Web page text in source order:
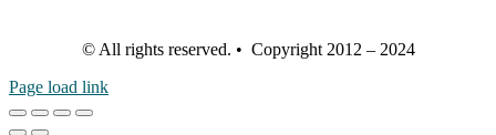
© All rights reserved. • Copyright 2012 – 2024
Page load link